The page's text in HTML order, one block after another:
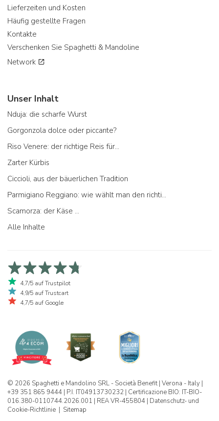
Lieferzeiten und Kosten
Häufig gestellte Fragen
Kontakte
Verschenken Sie Spaghetti & Mandoline
Network
Unser Inhalt
Nduja: die scharfe Wurst
Gorgonzola dolce oder piccante?
Riso Venere: der richtige Reis für...
Zarter Kürbis
Ciccioli, aus der bäuerlichen Tradition
Parmigiano Reggiano: wie wählt man den richtigen aus
Scamorza: der Käse ...
Alle Inhalte
4,7/5 auf Trustpilot
4,9/5 auf Trustcart
4,7/5 auf Google
© 2026 Spaghetti e Mandolino SRL - Società Benefit | Verona - Italy |
+39 351 865 9444 | P.I. IT04913730232 | Certificazione BIO: IT-BIO-
016.380-0110744.2026.001 | REA VR-455804 | Datenschutz- und
Cookie-Richtlinie | Sitemap